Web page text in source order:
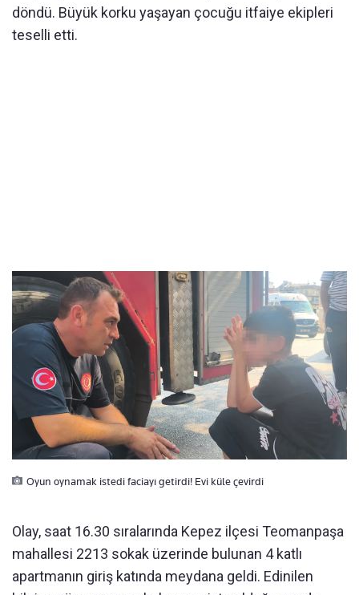
döndü. Büyük korku yaşayan çocuğu itfaiye ekipleri
teselli etti.
Oyun oynamak istedi faciayı getirdi! Evi küle çevirdi
Olay, saat 16.30 sıralarında Kepez ilçesi Teomanpaşa
mahallesi 2213 sokak üzerinde bulunan 4 katlı
apartmanın giriş katında meydana geldi. Edinilen